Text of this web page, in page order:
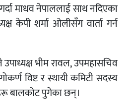
माधव नेपाललाई साथ नदिएका
केपी शर्मा ओलीसँग वार्ता गर्न
भीम रावल, उपमहासचिव
विष्ट र स्थायी कमिटी सदस्य
बालकोट पुगेका छन्।